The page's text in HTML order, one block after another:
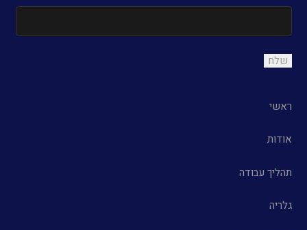
ראשי
אודות
תהליך עבודה
גלריה